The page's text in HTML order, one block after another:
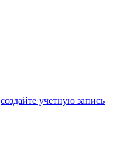
создайте учетную запись